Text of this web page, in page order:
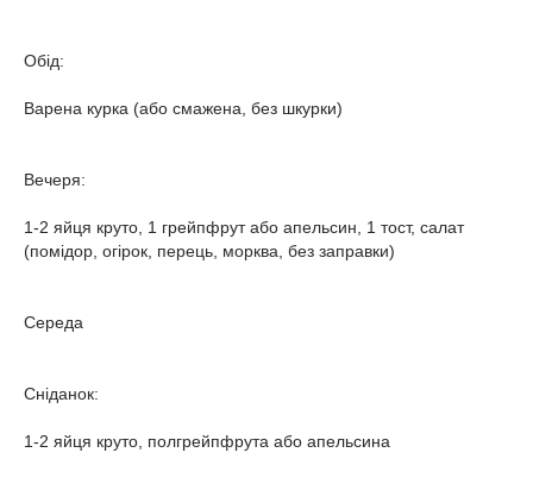
Обід:
Варена курка (або смажена, без шкурки)
Вечеря:
1-2 яйця круто, 1 грейпфрут або апельсин, 1 тост, салат
(помідор, огірок, перець, морква, без заправки)
Середа
Сніданок:
1-2 яйця круто, полгрейпфрута або апельсина